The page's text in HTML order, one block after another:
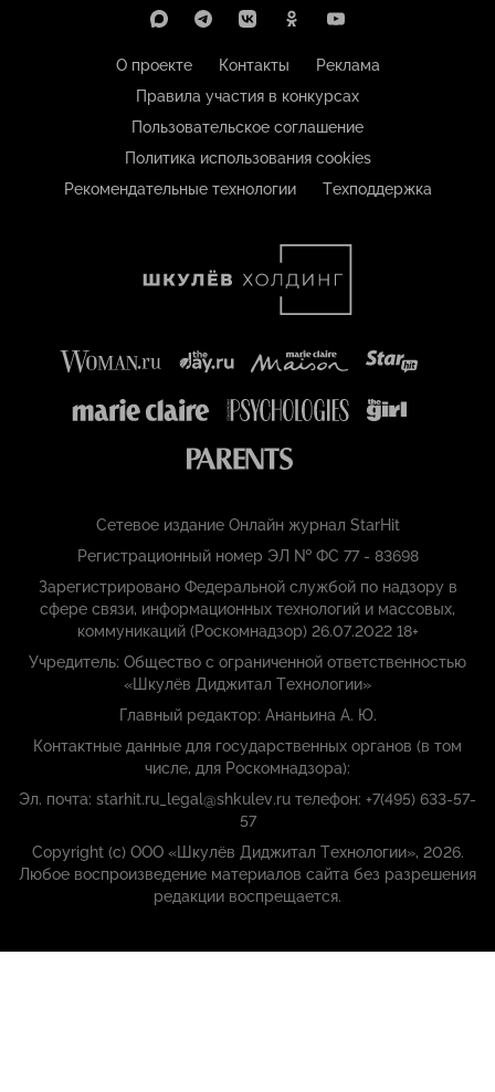
О проекте Контакты
Реклама
Правила участия в конкурсах
Пользовательское соглашение
Политика использования cookies
Рекомендательные технологии
Техподдержка
Сетевое издание Онлайн журнал StarHit
Регистрационный номер ЭЛ № ФС 77 - 83698
Зарегистрировано Федеральной службой по надзору в
сфере связи, информационных технологий и массовых,
коммуникаций (Роскомнадзор) 26.07.2022 18+
Учредитель: Общество с ограниченной ответственностью
«Шкулёв Диджитал Технологии»
Главный редактор: Ананьина А. Ю.
Контактные данные для государственных органов (в том
числе, для Роскомнадзора):
Эл. почта: starhit.ru_legal@shkulev.ru телефон: +7(495) 633-57-
57
Copyright (с) ООО «Шкулёв Диджитал Технологии», 2026.
Любое воспроизведение материалов сайта без разрешения
редакции воспрещается.